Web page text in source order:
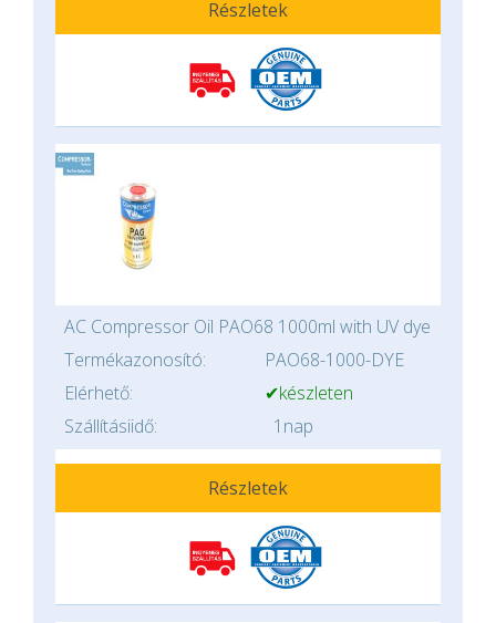
Részletek
AC Compressor Oil PAO68 1000ml with UV dye
Termékazonosító:
PAO68-1000-DYE
Elérhető:
✔készleten
Szállításiidő:
1nap
Részletek